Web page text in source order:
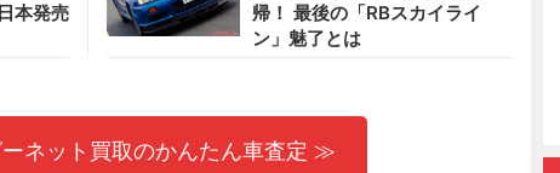
本発売
帰！ 最後の「RBスカイライ
ン」魅了とは
ネット買取のかんたん車査定 ≫